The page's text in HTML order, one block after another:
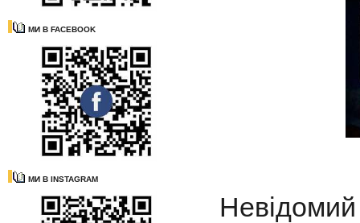
МИ В FACEBOOK
МИ В INSTAGRAM